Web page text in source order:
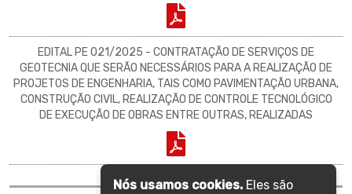
EDITAL PE 021/2025 - CONTRATAÇÃO DE SERVIÇOS DE
GEOTECNIA QUE SERÃO NECESSÁRIOS PARA A REALIZAÇÃO DE
PROJETOS DE ENGENHARIA, TAIS COMO PAVIMENTAÇÃO URBANA,
CONSTRUÇÃO CIVIL, REALIZAÇÃO DE CONTROLE TECNOLÓGICO
DE EXECUÇÃO DE OBRAS ENTRE OUTRAS, REALIZADAS
Nós usamos cookies. Eles são